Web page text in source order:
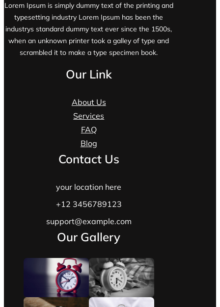
Lorem Ipsum is simply dummy text of the printing and
typesetting industry Lorem Ipsum has been the
industrys standard dummy text ever since the 1500s,
when an unknown printer took a galley of type and
scrambled it to make a type specimen book.
Our Link
About Us
Services
FAQ
Blog
Contact Us
your location here
+12 3456789123
support@example.com
Our Gallery